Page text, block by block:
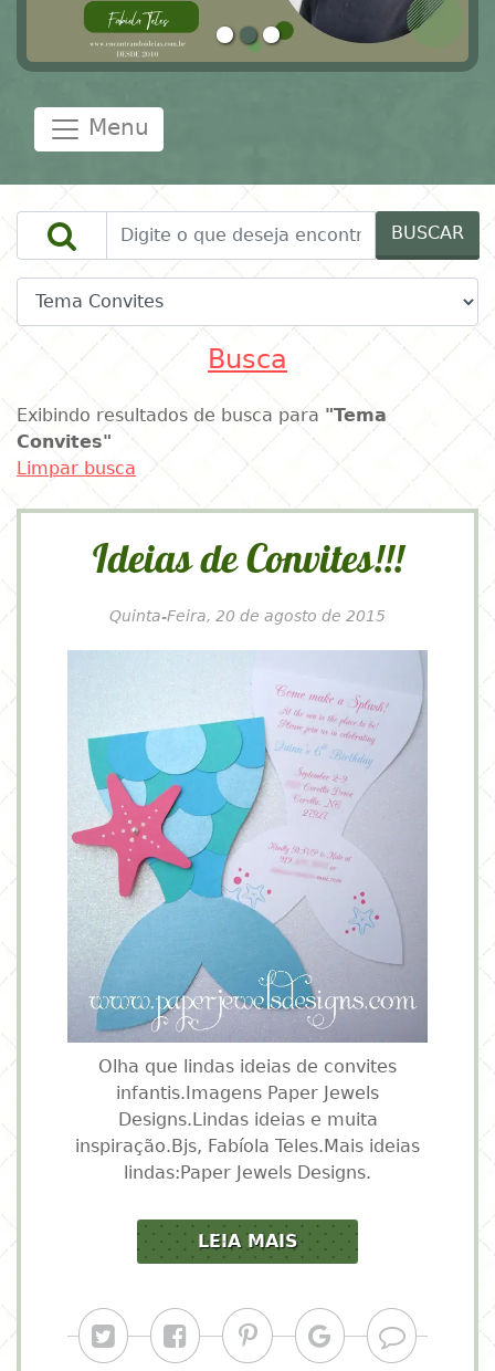
Menu
BUSCAR
Busca
Exibindo resultados de busca para "Tema
Convites"
Limpar busca
Ideias de Convites!!!
Quinta-Feira, 20 de agosto de 2015
Olha que lindas ideias de convites
infantis.Imagens Paper Jewels
Designs.Lindas ideias e muita
inspiração.Bjs, Fabíola Teles.Mais ideias
lindas:Paper Jewels Designs.
LEIA MAIS